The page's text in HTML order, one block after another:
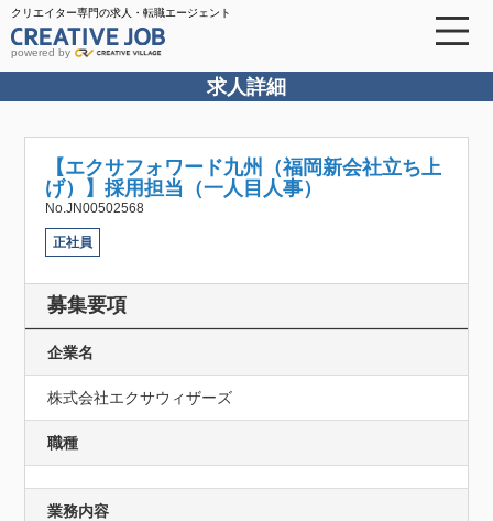
クリエイター専門の求人・転職エージェント
powered by
求人詳細
【エクサフォワード九州（福岡新会社立ち上
げ）】採用担当（一人目人事）
No.JN00502568
正社員
募集要項
企業名
株式会社エクサウィザーズ
職種
業務内容